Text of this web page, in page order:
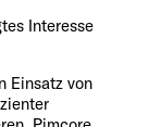
Interesse
Einsatz von